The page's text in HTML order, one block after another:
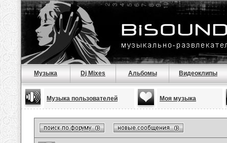
Музыка Dj Mixes Альбомы Видеоклипы
Музыка пользователей Моя музыка